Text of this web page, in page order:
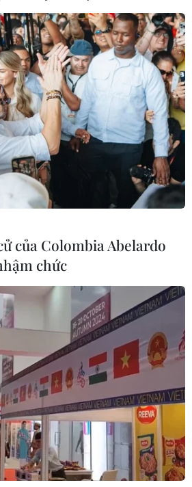
dứt các hành vi thù địch, tôn
và tài sản của dân thường cũng
nhà nước, trước tình trạng leo
của Liên hợp quốc bị bắt
hợp quốc tại Ethiopia nêu rõ cơ
và theo dõi những báo cáo về
đến các nhân viên của Liên
của Colombia Abelardo
chức